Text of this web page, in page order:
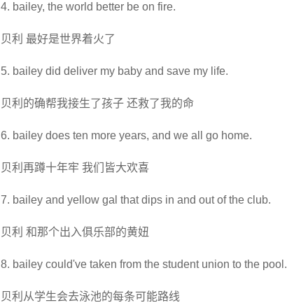
4. bailey, the world better be on fire.
贝利 最好是世界着火了
5. bailey did deliver my baby and save my life.
贝利的确帮我接生了孩子 还救了我的命
6. bailey does ten more years, and we all go home.
贝利再蹲十年牢 我们皆大欢喜
7. bailey and yellow gal that dips in and out of the club.
贝利 和那个出入俱乐部的黄妞
8. bailey could've taken from the student union to the pool.
贝利从学生会去泳池的每条可能路线